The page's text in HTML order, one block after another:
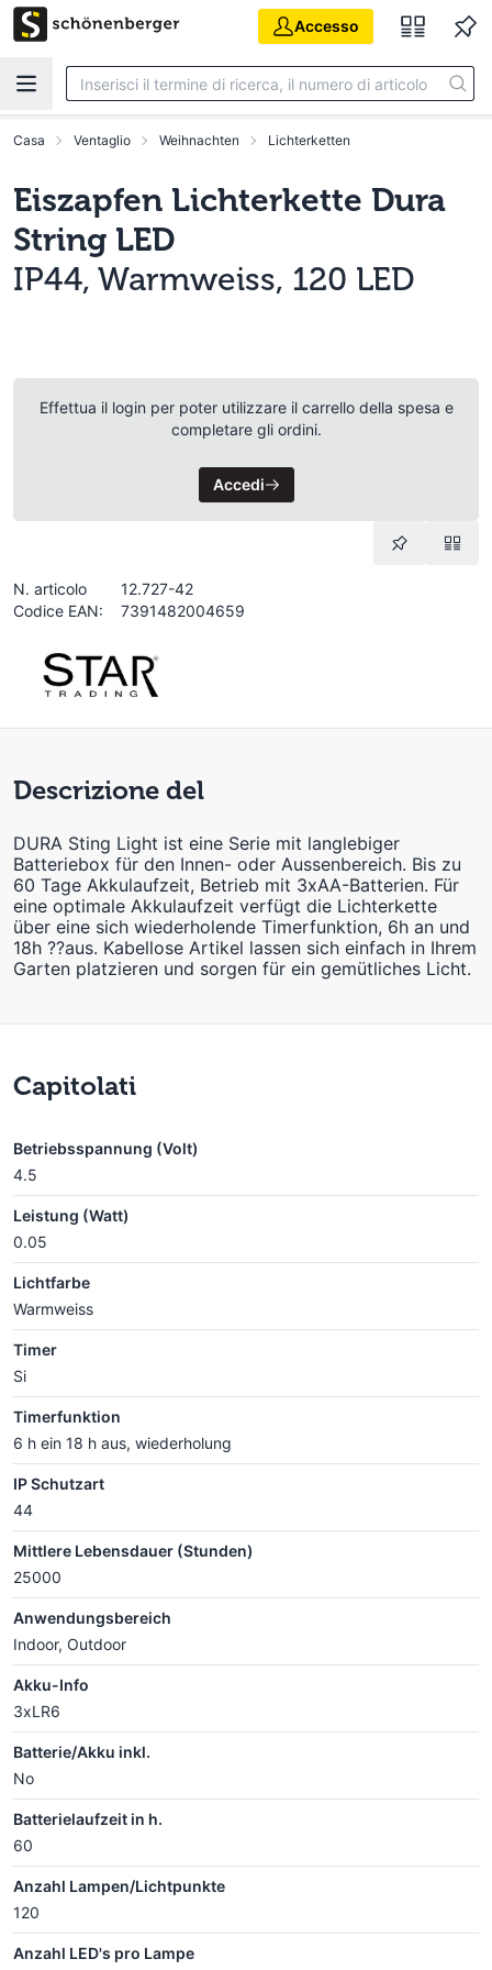
Vai al contenuto principale
Accesso
Casa Ventaglio Weihnachten Lichterketten
Eiszapfen Lichterkette Dura
String LED
IP44, Warmweiss, 120 LED
Effettua il login per poter utilizzare il carrello della spesa e
completare gli ordini.
Accedi
N. articolo
12.727-42
Codice EAN:
7391482004659
Descrizione del
DURA Sting Light ist eine Serie mit langlebiger
Batteriebox für den Innen- oder Aussenbereich. Bis zu
60 Tage Akkulaufzeit, Betrieb mit 3xAA-Batterien. Für
eine optimale Akkulaufzeit verfügt die Lichterkette
über eine sich wiederholende Timerfunktion, 6h an und
18h ??aus. Kabellose Artikel lassen sich einfach in Ihrem
Garten platzieren und sorgen für ein gemütliches Licht.
Capitolati
Betriebsspannung (Volt)
4.5
Leistung (Watt)
0.05
Lichtfarbe
Warmweiss
Timer
Si
Timerfunktion
6 h ein 18 h aus, wiederholung
IP Schutzart
44
Mittlere Lebensdauer (Stunden)
25000
Anwendungsbereich
Indoor, Outdoor
Akku-Info
3xLR6
Batterie/Akku inkl.
No
Batterielaufzeit in h.
60
Anzahl Lampen/Lichtpunkte
120
Anzahl LED's pro Lampe